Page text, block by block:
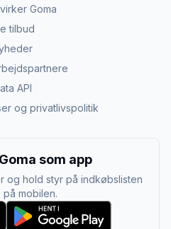
Goma
tilbud
API
og privatlivspolitik
som app
og hold styr på indkøbslisten
mobilen.